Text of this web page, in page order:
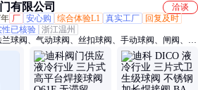
有限公司
洽谈
厂 安心购 综合体验L1 真实工厂
回复及时
性已核验 浙江温州
球阀、气动球阀、丝扣球阀、手动球阀、闸阀、止
过滤器、二片式高平台气动球阀、三片式螺纹球阀、
球阀、高平台球阀、硅溶胶高平台法兰球阀、高平台
式球阀、美标法兰球阀、高平台快装球阀、三片式硅